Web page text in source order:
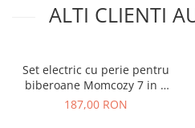
ALTI CLIENTI
Set electric cu perie pentru
biberoane Momcozy 7 in 1
Green
187,00 RON